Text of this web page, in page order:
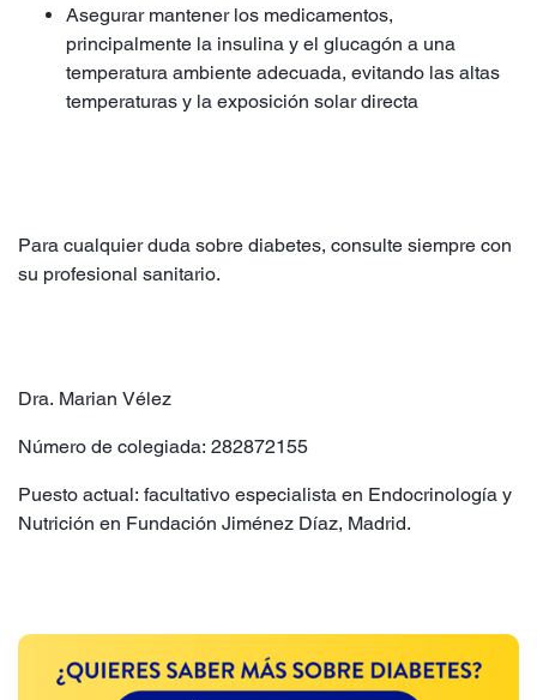
Asegurar mantener los medicamentos,
principalmente la insulina y el glucagón a una
temperatura ambiente adecuada, evitando las altas
temperaturas y la exposición solar directa
Para cualquier duda sobre diabetes, consulte siempre con
su profesional sanitario.
Dra. Marian Vélez
Número de colegiada: 282872155
Puesto actual: facultativo especialista en Endocrinología y
Nutrición en Fundación Jiménez Díaz, Madrid.